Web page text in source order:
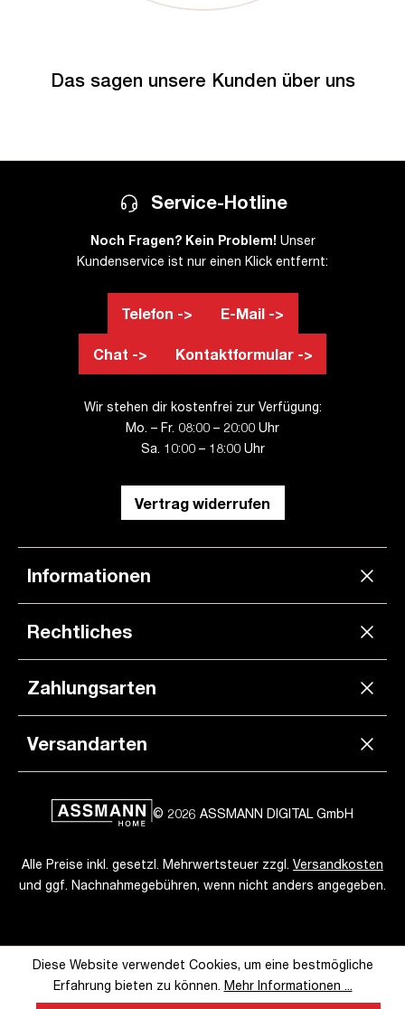
Das sagen unsere Kunden über uns
Service-Hotline
Noch Fragen? Kein Problem! Unser
Kundenservice ist nur einen Klick entfernt:
Telefon -> E-Mail ->
Chat -> Kontaktformular ->
Wir stehen dir kostenfrei zur Verfügung:
Mo. – Fr. 08:00 – 20:00 Uhr
Sa. 10:00 – 18:00 Uhr
Vertrag widerrufen
Informationen
Rechtliches
Zahlungsarten
Versandarten
© 2026 ASSMANN DIGITAL GmbH
Alle Preise inkl. gesetzl. Mehrwertsteuer zzgl. Versandkosten
und ggf. Nachnahmegebühren, wenn nicht anders angegeben.
Diese Website verwendet Cookies, um eine bestmögliche
Erfahrung bieten zu können. Mehr Informationen ...